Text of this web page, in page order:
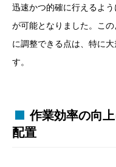
迅速かつ的確に行えるよ
が可能となりました。こ
に調整できる点は、特に
す。
作業効率の向
配置